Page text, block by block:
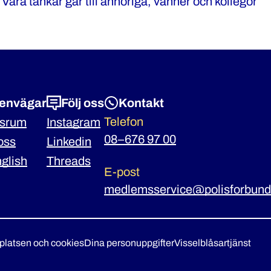
Följ oss
Instagram
Linkedin
Threads
Kontakt
Telefon
08–676 97 00
E-post
och cookiesDina personuppgifterVisselblåsartjänst